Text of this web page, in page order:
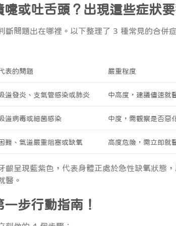
或吐舌頭？出現這些症狀要
斷問題出在哪裡。以下整理了 3 種常見的合併
表的問題 嚴重程度
道發炎、支氣管感染或肺炎 中高度，建議儘速就
道病毒或細菌感染 中度，需觀察是否惡
難、氣道嚴重阻塞或缺氧 高度危險，需立即就
齦呈現藍紫色，代表身體正處於急性缺氧狀態
醫。
步行動指南！